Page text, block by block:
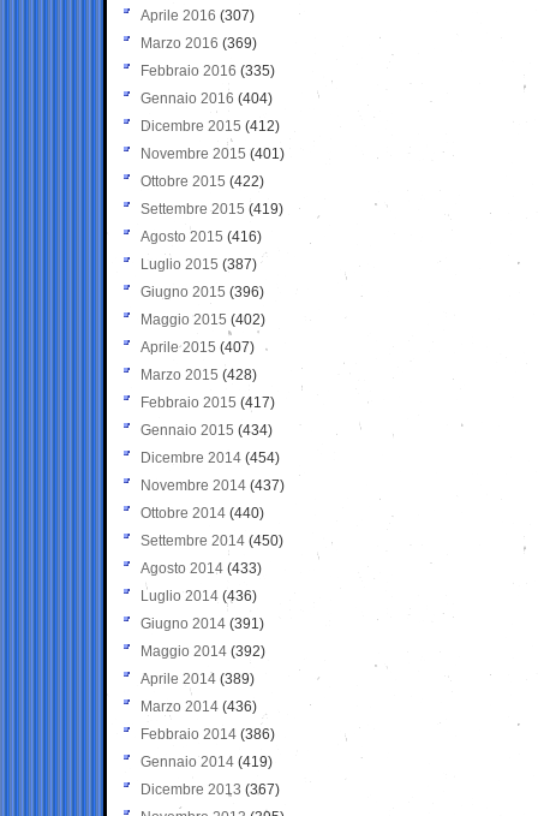
Aprile 2016 (307)
Marzo 2016 (369)
Febbraio 2016 (335)
Gennaio 2016 (404)
Dicembre 2015 (412)
Novembre 2015 (401)
Ottobre 2015 (422)
Settembre 2015 (419)
Agosto 2015 (416)
Luglio 2015 (387)
Giugno 2015 (396)
Maggio 2015 (402)
Aprile 2015 (407)
Marzo 2015 (428)
Febbraio 2015 (417)
Gennaio 2015 (434)
Dicembre 2014 (454)
Novembre 2014 (437)
Ottobre 2014 (440)
Settembre 2014 (450)
Agosto 2014 (433)
Luglio 2014 (436)
Giugno 2014 (391)
Maggio 2014 (392)
Aprile 2014 (389)
Marzo 2014 (436)
Febbraio 2014 (386)
Gennaio 2014 (419)
Dicembre 2013 (367)